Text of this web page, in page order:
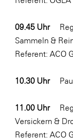
WK UBIT
Zühlke
Media
09.45 Uhr
Sammeln &
Referent: ACO
10.30 Uhr
11.00 Uhr
Versickern &
Referent: ACO